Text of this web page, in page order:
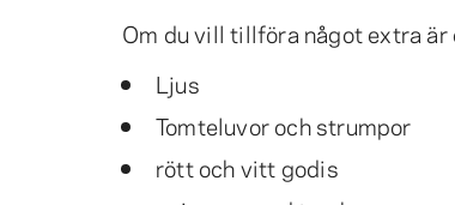
Om du vill tillföra något extra
Ljus
Tomteluvor och strumpor
rött och vitt godis